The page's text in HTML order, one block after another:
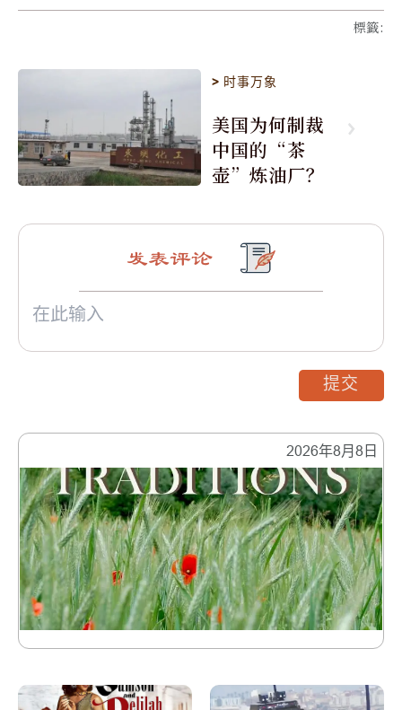
標籤:
> 时事万象
美国为何制裁
中国的“茶
壶”炼油厂？
2026年8月8日
发表评论
提交